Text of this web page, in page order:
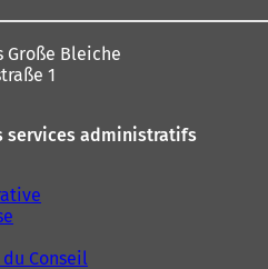
Große Bleiche
1
services administratifs
Conseil